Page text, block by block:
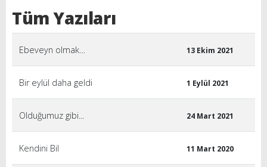
Tüm Yazıları
Ebeveyn olmak… 13 Ekim 2021
Bir eylül daha geldi 1 Eylül 2021
Olduğumuz gibi... 24 Mart 2021
Kendini Bil 11 Mart 2020